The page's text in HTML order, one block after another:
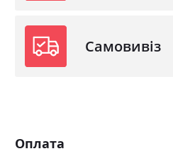
Самовивіз
Оплата